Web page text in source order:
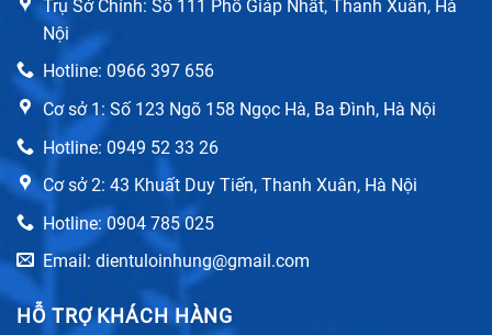
Trụ Sở Chính: Số 111 Phố Giáp Nhất, Thanh Xuân, Hà
Nội
Hotline: 0966 397 656
Cơ sở 1: Số 123 Ngõ 158 Ngọc Hà, Ba Đình, Hà Nội
Hotline: 0949 52 33 26
Cơ sở 2: 43 Khuất Duy Tiến, Thanh Xuân, Hà Nội
Hotline: 0904 785 025
Email: dientuloinhung@gmail.com
HỖ TRỢ KHÁCH HÀNG